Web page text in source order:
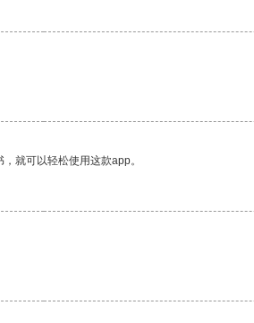
就可以轻松使用这款app。